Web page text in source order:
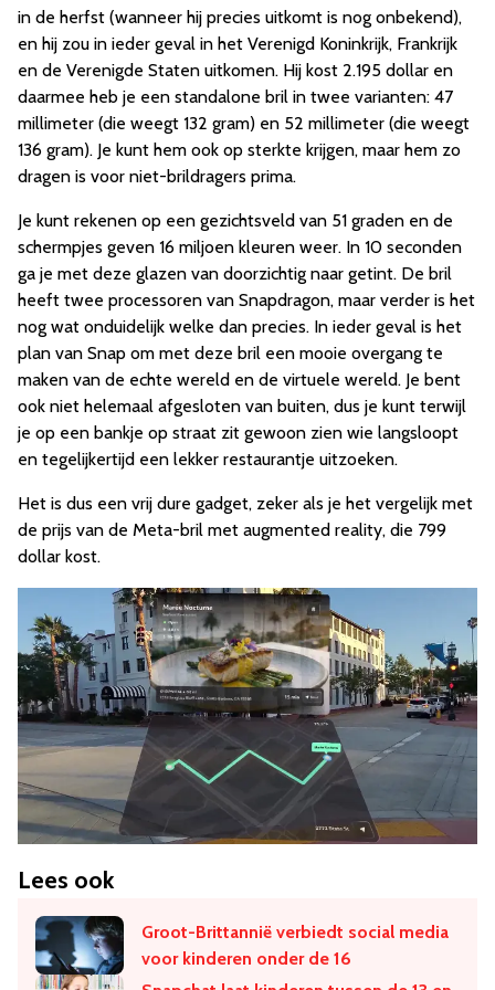
in de herfst (wanneer hij precies uitkomt is nog onbekend),
en hij zou in ieder geval in het Verenigd Koninkrijk, Frankrijk
en de Verenigde Staten uitkomen. Hij kost 2.195 dollar en
daarmee heb je een standalone bril in twee varianten: 47
millimeter (die weegt 132 gram) en 52 millimeter (die weegt
136 gram). Je kunt hem ook op sterkte krijgen, maar hem zo
dragen is voor niet-brildragers prima.
Je kunt rekenen op een gezichtsveld van 51 graden en de
schermpjes geven 16 miljoen kleuren weer. In 10 seconden
ga je met deze glazen van doorzichtig naar getint. De bril
heeft twee processoren van Snapdragon, maar verder is het
nog wat onduidelijk welke dan precies. In ieder geval is het
plan van Snap om met deze bril een mooie overgang te
maken van de echte wereld en de virtuele wereld. Je bent
ook niet helemaal afgesloten van buiten, dus je kunt terwijl
je op een bankje op straat zit gewoon zien wie langsloopt
en tegelijkertijd een lekker restaurantje uitzoeken.
Het is dus een vrij dure gadget, zeker als je het vergelijk met
de prijs van de Meta-bril met augmented reality, die 799
dollar kost.
Lees ook
Groot-Brittannië verbiedt social media
voor kinderen onder de 16